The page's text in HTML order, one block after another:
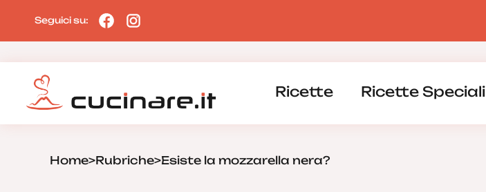
Seguici su:
Ricette Ricette Speciali
Home>Rubriche>Esiste la mozzarella nera?